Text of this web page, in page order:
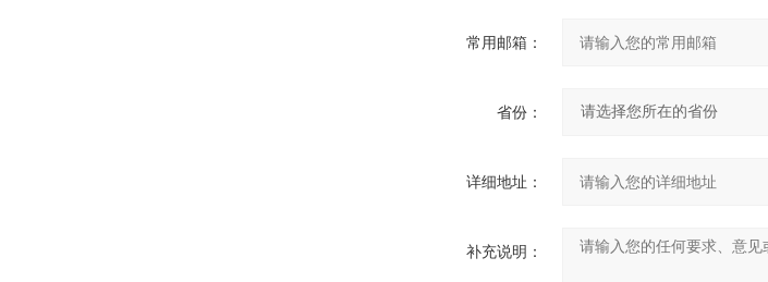
常用邮箱：
省份：
详细地址：
补充说明：